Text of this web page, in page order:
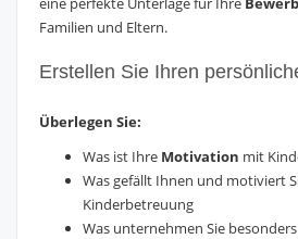
Familien und Eltern.
Erstellen Sie Ihren
Überlegen Sie:
Was ist Ihre Motivation mit
Was gefällt Ihnen und motiviert
Kinderbetreuung
Was unternehmen Sie